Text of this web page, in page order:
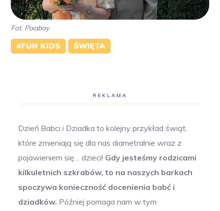
Fot. Pixabay
4FUN KIDS ŚWIĘTA
REKLAMA
Dzień Babci i Dziadka to kolejny przykład świąt,
które zmieniają się dla nas diametralnie wraz z
pojawieniem się… dzieci! Gdy jesteśmy rodzicami
kilkuletnich szkrabów, to na naszych barkach
spoczywa konieczność docenienia babć i
dziadków. Później pomaga nam w tym